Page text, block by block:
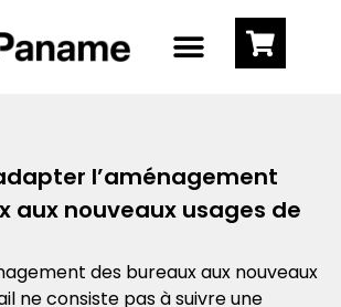
l’aménagement
aux nouveaux usages de
des bureaux aux nouveaux
ne consiste pas à suivre une